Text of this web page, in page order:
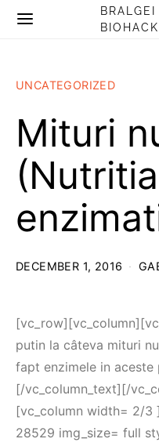
UNCATEGORIZED
Mituri
(Nutritia
DECEMBER 1, 2016
putin la câteva mituri
fapt enzimele in aceste
[/vc_column_text][/
[vc_column width= 2/3
28529 img_size= full